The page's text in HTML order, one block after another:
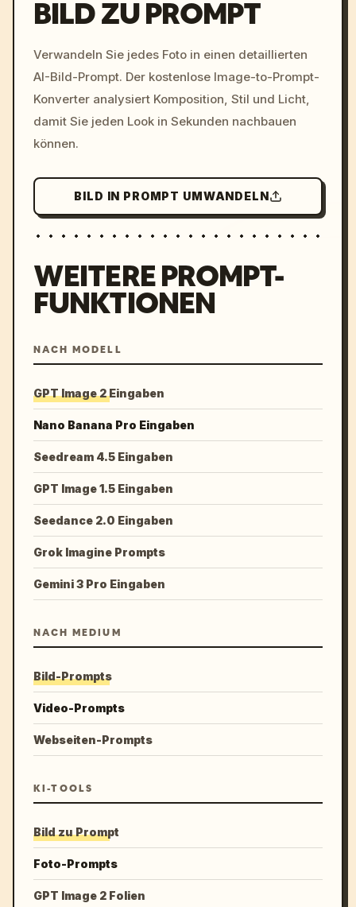
c, cyberpunk sunset, neon
colors, 8k --v 6.0
BILD ZU PROMPT
Verwandeln Sie jedes Foto in einen detaillierten
AI-Bild-Prompt. Der kostenlose Image-to-Prompt-
Konverter analysiert Komposition, Stil und Licht,
damit Sie jeden Look in Sekunden nachbauen
können.
BILD IN PROMPT UMWANDELN
WEITERE PROMPT-
FUNKTIONEN
NACH MODELL
GPT Image 2 Eingaben
Nano Banana Pro Eingaben
Seedream 4.5 Eingaben
GPT Image 1.5 Eingaben
Seedance 2.0 Eingaben
Grok Imagine Prompts
Gemini 3 Pro Eingaben
NACH MEDIUM
Bild-Prompts
Video-Prompts
Webseiten-Prompts
KI-TOOLS
Bild zu Prompt
Foto-Prompts
GPT Image 2 Folien